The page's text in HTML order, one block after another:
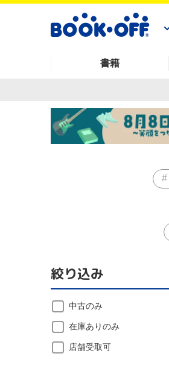
書籍
絞り込み
中古のみ
在庫ありのみ
店舗受取可